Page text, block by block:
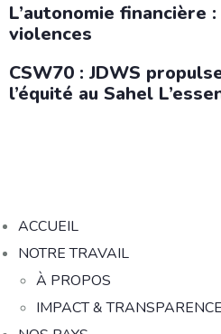
L’autonomie
violences
CSW70 : JDWS
l’équité au Sahel
ACCUEIL
NOTRE TRAVAIL
À PROPOS
IMPACT & TRANSPARENCE